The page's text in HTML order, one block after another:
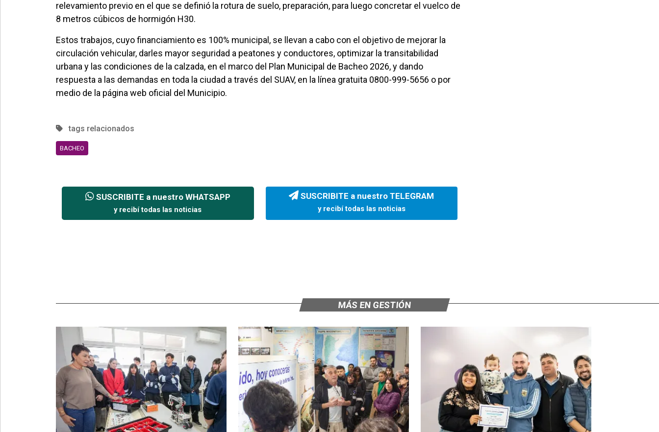
relevamiento previo en el que se definió la rotura de suelo, preparación, para luego concretar el vuelco de
8 metros cúbicos de hormigón H30.
Estos trabajos, cuyo financiamiento es 100% municipal, se llevan a cabo con el objetivo de mejorar la
circulación vehicular, darles mayor seguridad a peatones y conductores, optimizar la transitabilidad
urbana y las condiciones de la calzada, en el marco del Plan Municipal de Bacheo 2026, y dando
respuesta a las demandas en toda la ciudad a través del SUAV, en la línea gratuita 0800-999-5656 o por
medio de la página web oficial del Municipio.
tags relacionados
BACHEO
SUSCRIBITE a nuestro WHATSAPP
y recibí todas las noticias
SUSCRIBITE a nuestro TELEGRAM
y recibí todas las noticias
MÁS EN GESTIÓN